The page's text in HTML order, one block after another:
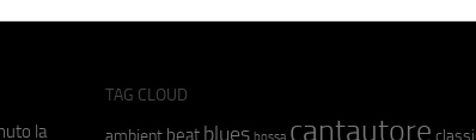
la
TAG CLOUD
ambient beat blues cantautore